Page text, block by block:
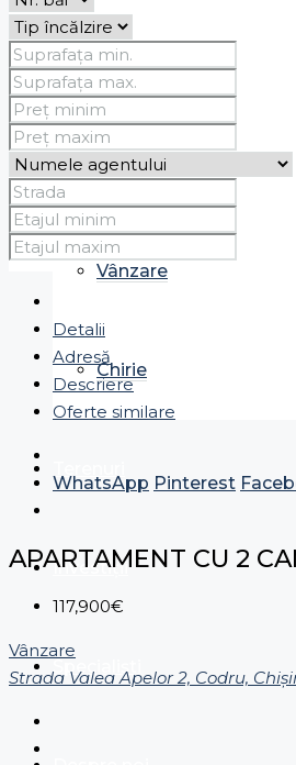
Chirie
Spații comerciale
Vânzare
Chirie
Investiții
Specialiști
Detalii
Adresă
Descriere
Oferte similare
WhatsApp Pinterest
APARTAMENT CU 2
117,900€
Vânzare
Strada Valea Apelor 2, Codru,